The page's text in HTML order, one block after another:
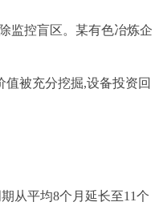
监控盲区。某有色冶炼企
被充分挖掘,设备投资回
从平均8个月延长至11个